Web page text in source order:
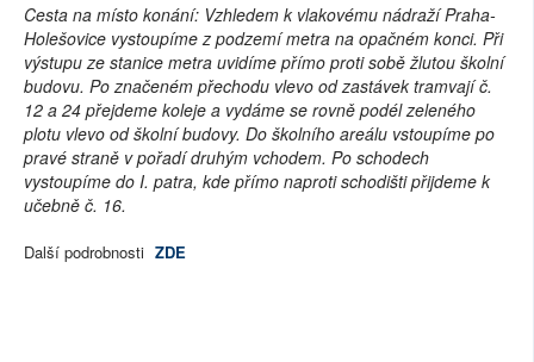
Cesta na místo konání: Vzhledem k vlakovému nádraží Praha-
Holešovice vystoupíme z podzemí metra na opačném konci. Při
výstupu ze stanice metra uvidíme přímo proti sobě žlutou školní
budovu. Po značeném přechodu vlevo od zastávek tramvají č.
12 a 24 přejdeme koleje a vydáme se rovně podél zeleného
plotu vlevo od školní budovy. Do školního areálu vstoupíme po
pravé straně v pořadí druhým vchodem. Po schodech
vystoupíme do I. patra, kde přímo naproti schodišti přijdeme k
učebně č. 16.
Další podrobnosti ZDE